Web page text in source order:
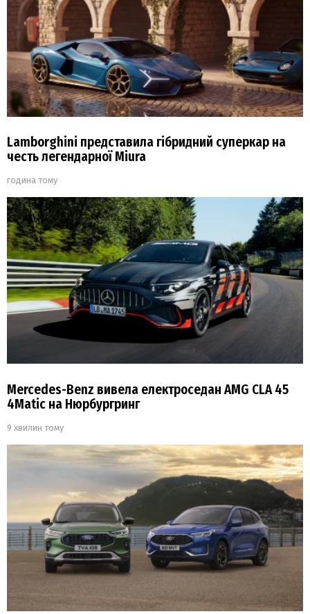
Lamborghini представила гібридний суперкар на
честь легендарної Miura
година тому
Mercedes-Benz вивела електроседан AMG CLA 45
4Matic на Нюрбургринг
9 хвилин тому